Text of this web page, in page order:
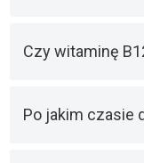
Czy witaminę
Po jakim czasie